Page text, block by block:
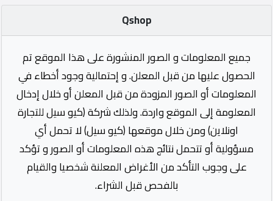
Qshop
جميع المعلومات و الصور المنشورة على هذا الموقع تم
الحصول عليها من قبل المعلن. و إحتمالية وجود أخطاء في
المعلومات أو الصور المزودة من قبل المعلن أو خلال إدخال
المعلومة إلى الموقع واردة. ولذلك شركة (كيو سيل للتجارة
اونلاين) ومن خلال موقعها (كيو سيل) لا تحمل أي
مسؤولية أو تتحمل نتائج هذه المعلومات أو الصور و تؤكد
على وجوب التأكد من الأغراض المعلنة شخصيا والقيام
بالفحص قبل الشراء.